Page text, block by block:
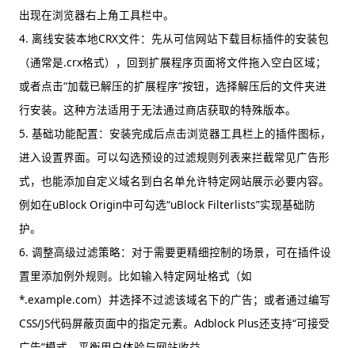
出现在浏览器右上角工具栏中。
4. 离线安装本地CRX文件：先从可信网站下载目标插件的安装包
（通常是.crx格式），回到扩展程序页面将文件拖入空白区域；
或者点击“加载已解压的扩展程序”按钮，选择解压后的文件夹进
行安装。这种方法适用于无法通过商店获取的特殊版本。
5. 基础功能配置：安装完成后点击浏览器工具栏上的插件图标，
进入设置界面。可以勾选预设的过滤规则列表来拦截常见广告形
式，也能添加自定义域名到白名单允许特定网站展示必要内容。
例如在uBlock Origin中可勾选“uBlock Filterlists”实现基础防
护。
6. 调整高级过滤策略：对于需要更精细控制的场景，可在插件设
置里添加例外规则。比如输入特定网址格式（如
*.example.com）并选择不过滤该域名下的广告；或者通过编写
CSS/JS代码屏蔽页面中的指定元素。Adblock Plus还支持“可接受